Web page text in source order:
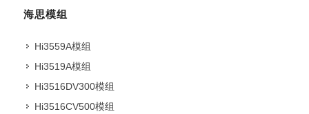
海思模组
Hi3559A模组
Hi3519A模组
Hi3516DV300模组
Hi3516CV500模组